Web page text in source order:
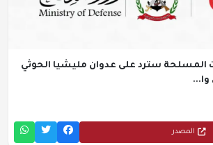
المسلحة سترد على عدوان مليشيا الحوثي
وا...
المصدر